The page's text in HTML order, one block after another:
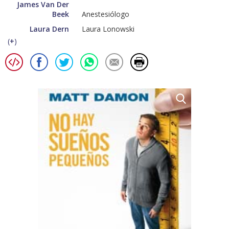
James Van Der
Beek
Anestesiólogo
Laura Dern
Laura Lonowski
(+)